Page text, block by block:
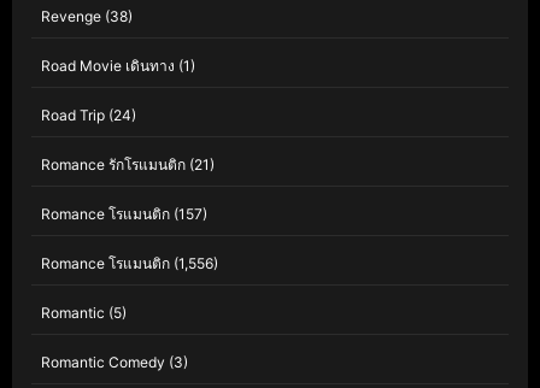
Revenge (38)
Road Movie เดินทาง (1)
Road Trip (24)
Romance รักโรแมนติก (21)
Romance โรแมนติก (157)
Romance โรแมนติก (1,556)
Romantic (5)
Romantic Comedy (3)